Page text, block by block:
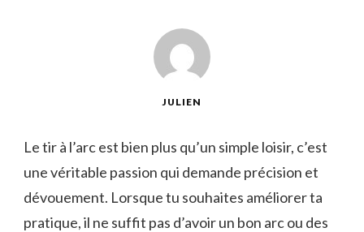
JULIEN
Le tir à l’arc est bien plus qu’un simple loisir, c’est
une véritable passion qui demande précision et
dévouement. Lorsque tu souhaites améliorer ta
pratique, il ne suffit pas d’avoir un bon arc ou des